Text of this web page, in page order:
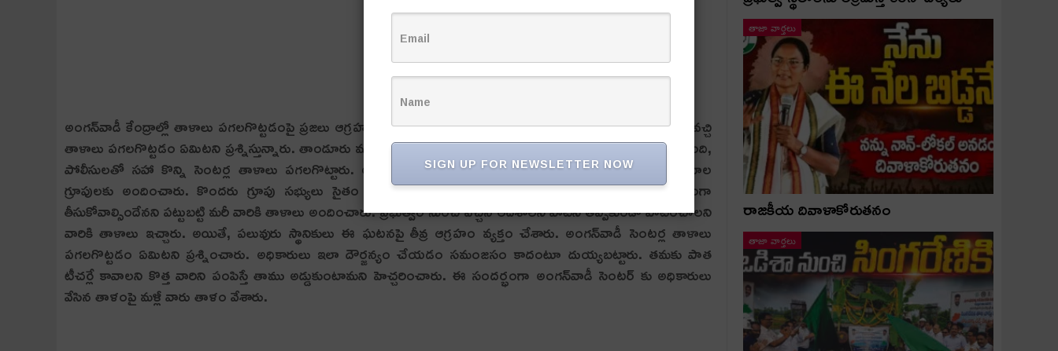
అంగ‌న్‌వాడీ కేంద్రాల్లో తాళాలు ప‌గ‌ల‌గొట్ట‌డంపై ప్ర‌జ‌లు ఆగ్ర‌హం వ్య‌క్తం చేస్తున్నారు. అధికారులు త‌మ ఇష్టారాజ్యంగా సెంట‌ర్ల‌కు వ‌చ్చి
తాళాలు ప‌గ‌ల‌గొట్ట‌డం ఏమిట‌ని ప్ర‌శ్నిస్తున్నారు. తాండూరు మండ‌లం మాదారం టౌన్షిప్‌లో శ‌నివారం ఎంపీడీవో, ఐసీడీఎస్ సిబ్బంది,
పోలీసుల‌తో స‌హా కొన్ని సెంట‌ర్ల తాళాలు ప‌గ‌ల‌గొట్టారు. అంగ‌న్‌వాడీ కేంద్రాల‌కు కొత్త తాళాలు వేసి వాటిని మ‌హిళా సంఘాల
గ్రూపుల‌కు అందించారు. కొంద‌రు గ్రూపు స‌భ్యులు సైతం వాటిని తీసుకునేందుకు నిరాక‌రించారు. ఈ నేప‌థ్యంలో ఖ‌చ్చితంగా
తీసుకోవాల్సిందేన‌ని ప‌ట్టుబ‌ట్టి మ‌రీ వారికి తాళాలు అందించారు. ప్ర‌భుత్వం నుంచి వ‌చ్చిన ఆదేశాల‌ని వాటిని త‌ప్ప‌కుండా పాటించాల‌ని
వారికి తాళాలు ఇచ్చారు. అయితే, ప‌లువురు స్థానికులు ఈ ఘ‌ట‌న‌పై తీవ్ర ఆగ్ర‌హం వ్య‌క్తం చేశారు. అంగ‌న్‌వాడీ సెంట‌ర్ల తాళాలు
ప‌గ‌లగొట్ట‌డం ఏమిట‌ని ప్ర‌శ్నించారు. అధికారులు ఇలా దౌర్జ‌న్యం చేయ‌డం స‌మంజ‌సం కాదంటూ దుయ్య‌బ‌ట్టారు. త‌మకు పాత
టీచ‌ర్లే కావాల‌ని కొత్త వారిని పంపిస్తే తాము అడ్డుకుంటామ‌ని హెచ్చ‌రించారు. ఈ సంద‌ర్భంగా అంగ‌న్‌వాడీ సెంట‌ర్ కు అధికారులు
వేసిన తాళంపై మ‌ళ్లీ వారు తాళం వేశారు.
తాజా వార్తలు
రాజకీయ దివాళాకోరుతనం
తాజా వార్తలు
SIGN UP FOR NEWSLETTER NOW